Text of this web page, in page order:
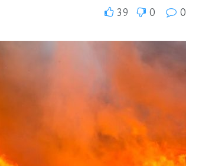
39 0 0